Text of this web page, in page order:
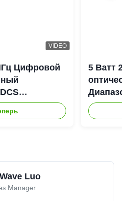
VIDEO
Цифровой
5 Ватт
DAS
Luo
Manager